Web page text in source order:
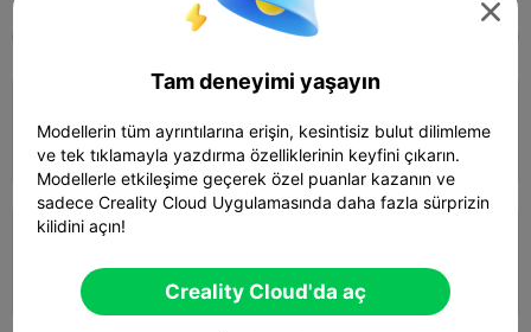
57m 19s  1 plates  37.58g
36.76g

Tam deneyimi yaşayın
Modellerin tüm ayrıntılarına erişin, kesintisiz bulut dilimleme
ve tek tıklamayla yazdırma özelliklerinin keyfini çıkarın.
Modellerle etkileşime geçerek özel puanlar kazanın ve
sadece Creality Cloud Uygulamasında daha fazla sürprizin
kilidini açın!
Creality Cloud'da aç